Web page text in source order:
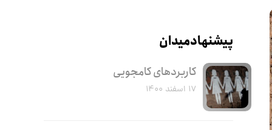
پیشنهاد میدان
کاربرد‌های کامجویی
۱۷ اسفند ۱۴۰۰